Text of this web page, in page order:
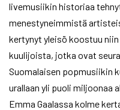
livemusiikin historiaa
menestyneimmistä
kertynyt yleisö koostuu
kuulijoista, jotka ovat
Suomalaisen popmusiikin
urallaan yli puoli miljoonaa
Emma Gaalassa kolme